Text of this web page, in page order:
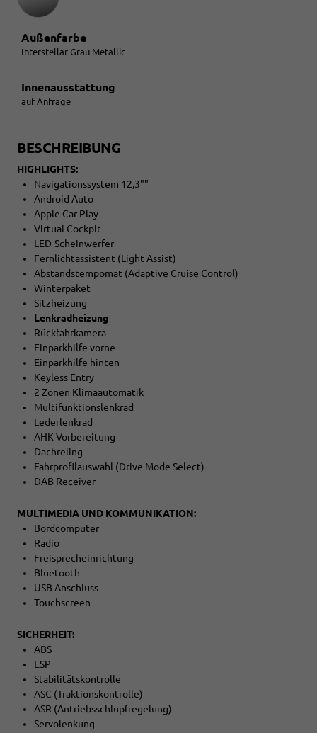
Außenfarbe
Interstellar Grau Metallic
Innenausstattung
auf Anfrage
BESCHREIBUNG
HIGHLIGHTS:
Navigationssystem 12,3""
Android Auto
Apple Car Play
Virtual Cockpit
LED-Scheinwerfer
Fernlichtassistent (Light Assist)
Abstandstempomat (Adaptive Cruise Control)
Winterpaket
Sitzheizung
Lenkradheizung
Rückfahrkamera
Einparkhilfe vorne
Einparkhilfe hinten
Keyless Entry
2 Zonen Klimaautomatik
Multifunktionslenkrad
Lederlenkrad
AHK Vorbereitung
Dachreling
Fahrprofilauswahl (Drive Mode Select)
DAB Receiver
MULTIMEDIA UND KOMMUNIKATION:
Bordcomputer
Radio
Freisprecheinrichtung
Bluetooth
USB Anschluss
Touchscreen
SICHERHEIT:
ABS
ESP
Stabilitätskontrolle
ASC (Traktionskontrolle)
ASR (Antriebsschlupfregelung)
Servolenkung